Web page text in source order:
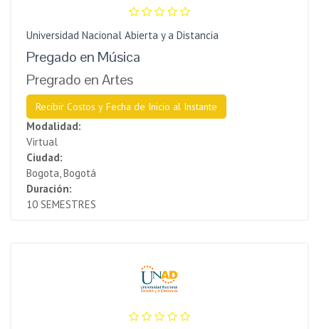
Universidad Nacional Abierta y a Distancia
Pregado en Música
Pregrado en Artes
Recibir Costos y Fecha de Inicio al Instante
Modalidad:
Virtual
Ciudad:
Bogota, Bogotá
Duración:
10 SEMESTRES